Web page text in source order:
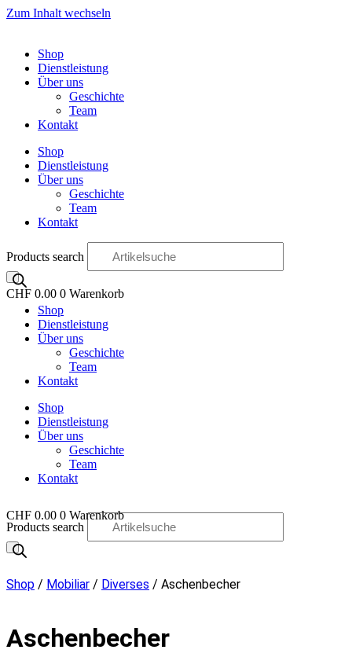
Zum Inhalt wechseln
Shop
Dienstleistung
Über uns
Geschichte
Team
Kontakt
Shop
Dienstleistung
Über uns
Geschichte
Team
Kontakt
Products search
CHF 0.00 0 Warenkorb
OO
Shop
Dienstleistung
Über uns
Geschichte
Team
Kontakt
Shop
Dienstleistung
Über uns
Geschichte
Team
Kontakt
CHF 0.00 0 Warenkorb
OO
Products search
Shop / Mobiliar / Diverses / Aschenbecher
Aschenbecher